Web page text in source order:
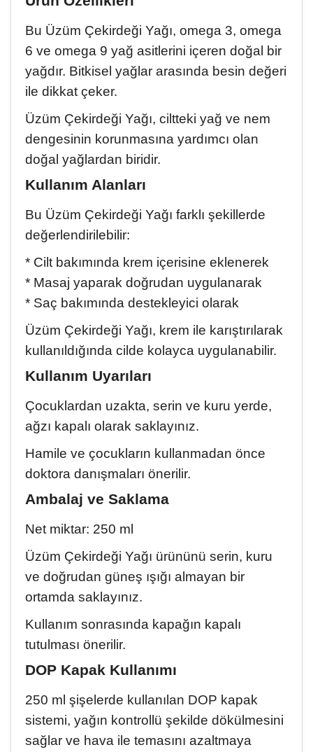
changed in my life in 6 months. 1. I had a cyst behind
my ear for 25 years and it was forming. I noticed that
it was completely gone. I had a fatty lump the size of
a marble on my right leg, but it went away, I was
defecating in 2-3 days, now I can go to the bathroom
regularly every day, I no longer have gastritis problems,
I no longer have stomach bloating, my blood sugar
level is back on track. In short, TlesOlive products are a
source of healing, Olive Oil soaps are also very nice, I
recommend them to everyone. I congratulate them.
Bu Üzüm Çekirdeği Yağı, omega 3, omega
6 ve omega 9 yağ asitlerini içeren doğal bir
yağdır. Bitkisel yağlar arasında besin değeri
ile dikkat çeker.
Üzüm Çekirdeği Yağı, ciltteki yağ ve nem
dengesinin korunmasına yardımcı olan
doğal yağlardan biridir.
Kullanım Alanları
Bu Üzüm Çekirdeği Yağı farklı şekillerde
değerlendirilebilir:
* Cilt bakımında krem içerisine eklenerek
* Masaj yaparak doğrudan uygulanarak
* Saç bakımında destekleyici olarak
Üzüm Çekirdeği Yağı, krem ile karıştırılarak
kullanıldığında cilde kolayca uygulanabilir.
Kullanım Uyarıları
Çocuklardan uzakta, serin ve kuru yerde,
ağzı kapalı olarak saklayınız.
Hamile ve çocukların kullanmadan önce
doktora danışmaları önerilir.
Ambalaj ve Saklama
Net miktar: 250 ml
Üzüm Çekirdeği Yağı ürününü serin, kuru
ve doğrudan güneş ışığı almayan bir
ortamda saklayınız.
Kullanım sonrasında kapağın kapalı
tutulması önerilir.
DOP Kapak Kullanımı
250 ml şişelerde kullanılan DOP kapak
sistemi, yağın kontrollü şekilde dökülmesini
sağlar ve hava ile temasını azaltmaya